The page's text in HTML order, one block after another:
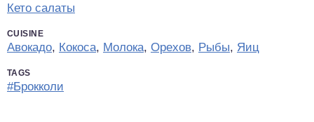
Кето салаты
CUISINE
Авокадо, Кокоса, Молока, Орехов, Рыбы, Яиц
TAGS
#Брокколи